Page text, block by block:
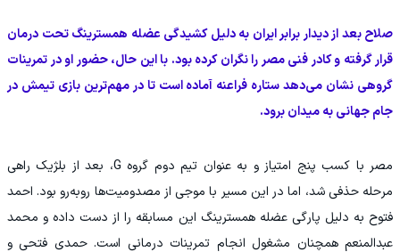
صلاح بعد از دیدار برابر ایران به دلیل کشیدگی عضله همسترینگ تحت درمان
قرار گرفته و کادر فنی مصر را نگران کرده بود. با این حال، حضور او در تمرینات
گروهی نشان می‌دهد ستاره فراعنه آماده است تا در مهم‌ترین بازی تیمش در
جام جهانی به میدان برود.
مصر با کسب پنج امتیاز و به عنوان تیم دوم گروه G، بعد از بلژیک راهی
مرحله حذفی شد، اما در این مسیر با موجی از مصدومیت‌ها روبه‌رو بود. احمد
فتوح به دلیل پارگی عضله همسترینگ این مسابقه را از دست داده و محمد
عبدالمنعم همچنان مشغول انجام تمرینات درمانی است. حمدی فتحی و